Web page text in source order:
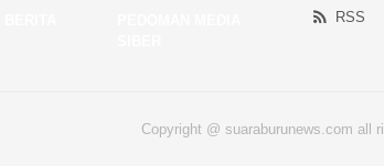
RSS
Copyright @ suaraburunews.com all